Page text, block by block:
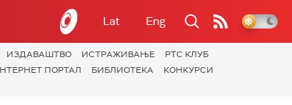
Lat Eng
ИЗДАВАШТВО ИСТРАЖИВАЊЕ
РТС КЛУБ
ПОРТАЛ БИБЛИОТЕКА
КОНКУРСИ